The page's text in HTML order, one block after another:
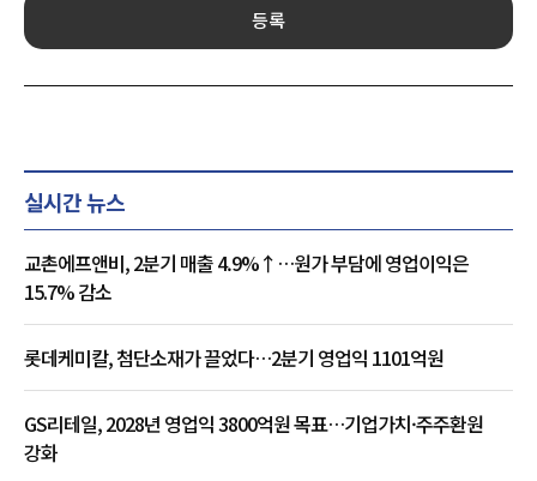
등록
실시간 뉴스
교촌에프앤비, 2분기 매출 4.9%↑…원가 부담에 영업이익은
15.7% 감소
롯데케미칼, 첨단소재가 끌었다…2분기 영업익 1101억원
GS리테일, 2028년 영업익 3800억원 목표…기업가치·주주환원
강화